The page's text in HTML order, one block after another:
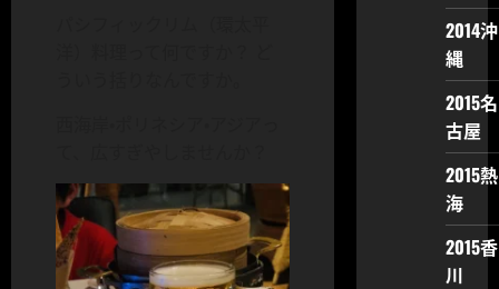
2014沖
縄
2015名
古屋
2015熱
海
2015香
川